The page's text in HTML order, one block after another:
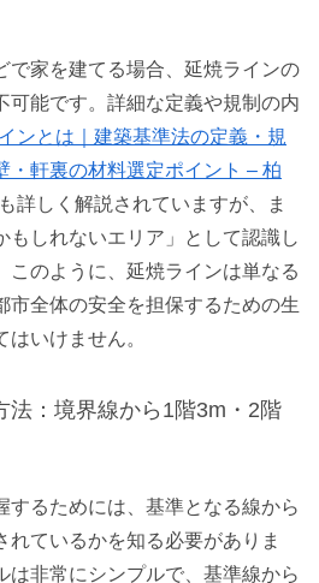
で家を建てる場合、延焼ラインの
可能です。詳細な定義や規制の内
ンとは｜建築基準法の定義・規
・軒裏の材料選定ポイント – 柏
詳しく解説されていますが、ま
もしれないエリア」として認識し
このように、延焼ラインは単なる
市全体の安全を担保するための生
いけません。
法：境界線から1階3m・2階
するためには、基準となる線から
れているかを知る必要がありま
は非常にシンプルで、基準線から